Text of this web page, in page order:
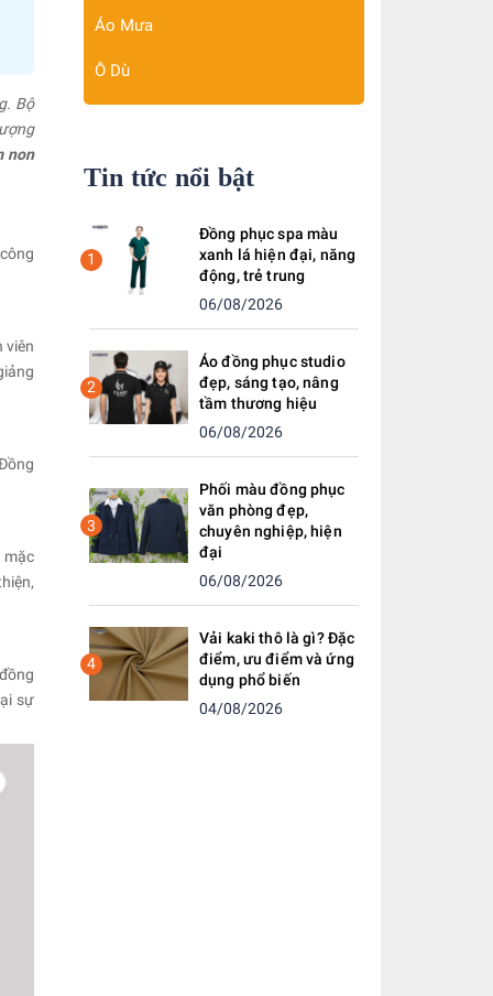
Bộ
non
viên
mặc
sự
Áo Mưa
Ô Dù
Tin tức nổi bật
1
Đồng phục spa màu
xanh lá hiện đại, năng
động, trẻ trung
06/08/2026
2
Áo đồng phục studio
đẹp, sáng tạo, nâng
tầm thương hiệu
06/08/2026
3
Phối màu đồng phục
văn phòng đẹp,
chuyên nghiệp, hiện
đại
06/08/2026
4
Vải kaki thô là gì? Đặc
điểm, ưu điểm và ứng
dụng phổ biến
04/08/2026